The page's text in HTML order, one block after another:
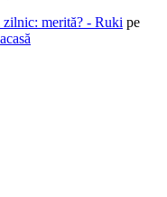
merită? - Ruki pe